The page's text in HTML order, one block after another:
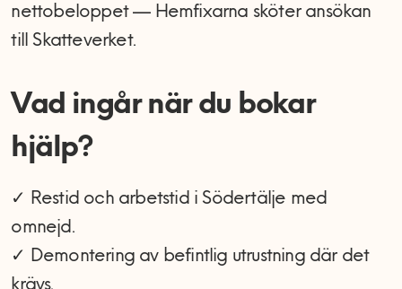
nettobeloppet — Hemfixarna sköter ansökan
till Skatteverket.
Vad ingår när du bokar
hjälp?
✓ Restid och arbetstid i Södertälje med
omnejd.
✓ Demontering av befintlig utrustning där det
krävs.